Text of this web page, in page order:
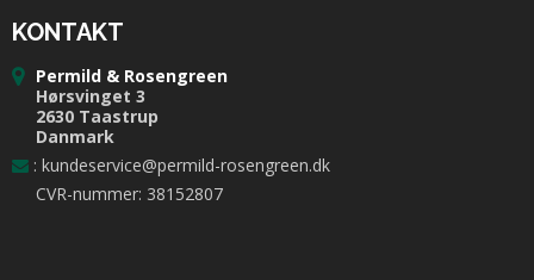
KONTAKT
Permild & Rosengreen
Hørsvinget 3
2630 Taastrup
Danmark
: kundeservice@permild-rosengreen.dk
CVR-nummer: 38152807